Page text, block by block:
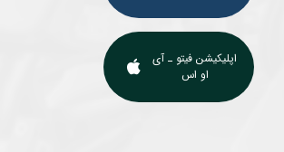
اپلیکیشن فیتو ـ آی
او اس